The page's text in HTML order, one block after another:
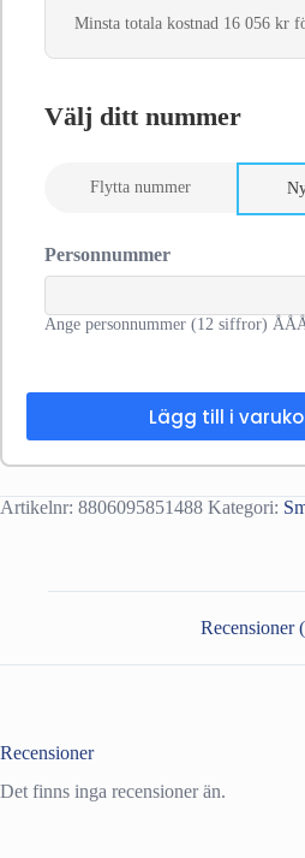
Minsta totala kostnad 16 056 kr
Välj ditt nummer
Flytta nummer
Personnummer
Ange personnummer (12 siffror)
Lägg till i
Artikelnr: 8806095851488 Kategori:
Recensioner
Recensioner
Det finns inga recensioner än.